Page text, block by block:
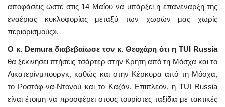
αποφάσεις ώστε στις 14 Μαΐου να υπάρξει η επανέναρξη της
εναέριας κυκλοφορίας μεταξύ των χωρών μας χωρίς
περιορισμούς».
Ο κ. Demura διαβεβαίωσε τον κ. Θεοχάρη ότι η TUI Russia
θα ξεκινήσει πτήσεις τσάρτερ στην Κρήτη από τη Μόσχα και το
Αικατερίνμπουργκ, καθώς και στην Κέρκυρα από τη Μόσχα,
το Ροστόφ-να-Ντονού και το Καζάν. Επιπλέον, η TUI Russia
είναι έτοιμη να προσφέρει στους τουρίστες ταξίδια με τακτικές